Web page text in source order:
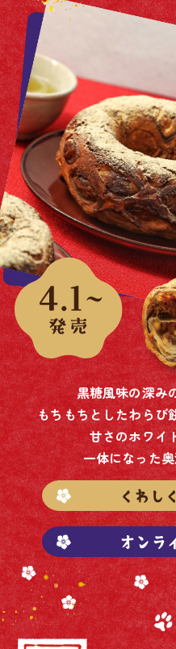
黒糖風味の深み
もちもちとしたわらび
甘さのホワイ
一体になった